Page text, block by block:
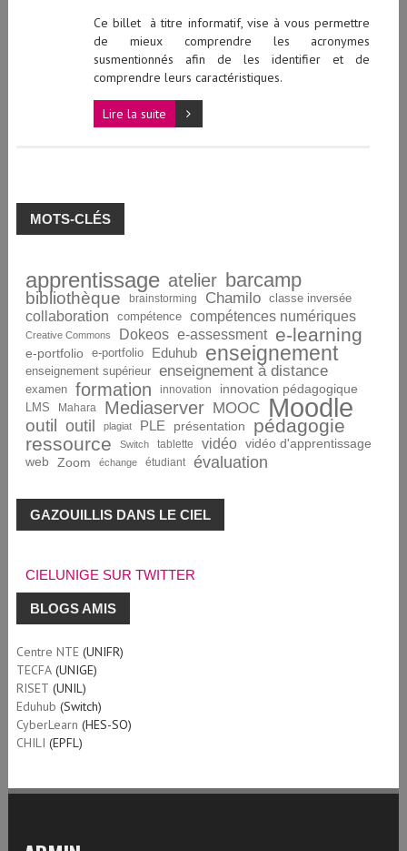
Ce billet à titre informatif, vise à vous permettre
de mieux comprendre les acronymes
susmentionnés afin de les identifier et de
comprendre leurs caractéristiques.
Lire la suite
MOTS-CLÉS
apprentissage atelier barcamp
bibliothèque brainstorming Chamilo classe inversée
collaboration compétence compétences numériques
Creative Commons Dokeos e-assessment e-learning
e-portfolio e-portfolio Eduhub enseignement
enseignement supérieur enseignement à distance
examen formation innovation innovation pédagogique
LMS Mahara Mediaserver MOOC Moodle
outil outil plagiat PLE présentation
pédagogie
ressource
Switch tablette vidéo
vidéo d'apprentissage
web
Zoom échange étudiant évaluation
GAZOUILLIS DANS LE CIEL
CIELUNIGE SUR TWITTER
BLOGS AMIS
Centre NTE(UNIFR)
TECFA(UNIGE)
RISET (UNIL)
Eduhub (Switch)
CyberLearn (HES-SO)
CHILI (EPFL)